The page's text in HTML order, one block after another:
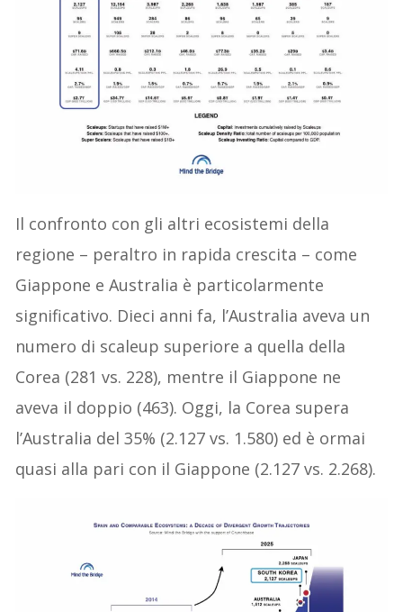
Il confronto con gli altri ecosistemi della
regione – peraltro in rapida crescita – come
Giappone e Australia è particolarmente
significativo. Dieci anni fa, l’Australia aveva un
numero di scaleup superiore a quella della
Corea (281 vs. 228), mentre il Giappone ne
aveva il doppio (463). Oggi, la Corea supera
l’Australia del 35% (2.127 vs. 1.580) ed è ormai
quasi alla pari con il Giappone (2.127 vs. 2.268).